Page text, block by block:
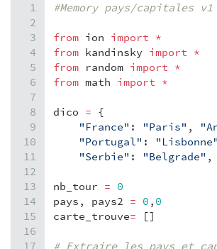
1
2
3
4
5
6
7
8
9
10
11
12
13
14
15
16
17
#Memory pays/capitales
from ion import *
from kandinsky import *
from random import *
from math import *
dico = {
"France" : "Paris" ,
"Portugal" : "Lisbonne"
"Serbie" : "Belgrade" ,
nb_tour = 0
pays , pays2 = 0 , 0
carte_trouve= []
# Extraire les pays et